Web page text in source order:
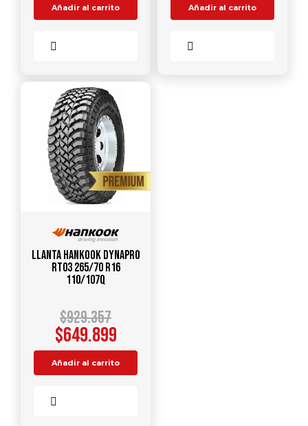
Añadir al carrito Añadir al carrito
Llanta HANKOOK Dynapro
RT03 265/70 R16
110/107Q
$929.357
$649.899
Añadir al carrito